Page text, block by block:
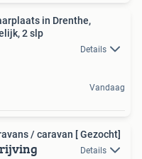
in Drenthe,
2 slp
Details
Vandaag
/ caravan [ Gezocht]
Details